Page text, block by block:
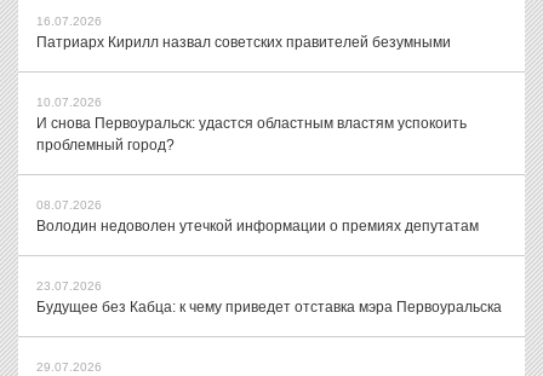
16.07.2026
Патриарх Кирилл назвал советских правителей безумными
10.07.2026
И снова Первоуральск: удастся областным властям успокоить
проблемный город?
08.07.2026
Володин недоволен утечкой информации о премиях депутатам
23.07.2026
Будущее без Кабца: к чему приведет отставка мэра Первоуральска
29.07.2026